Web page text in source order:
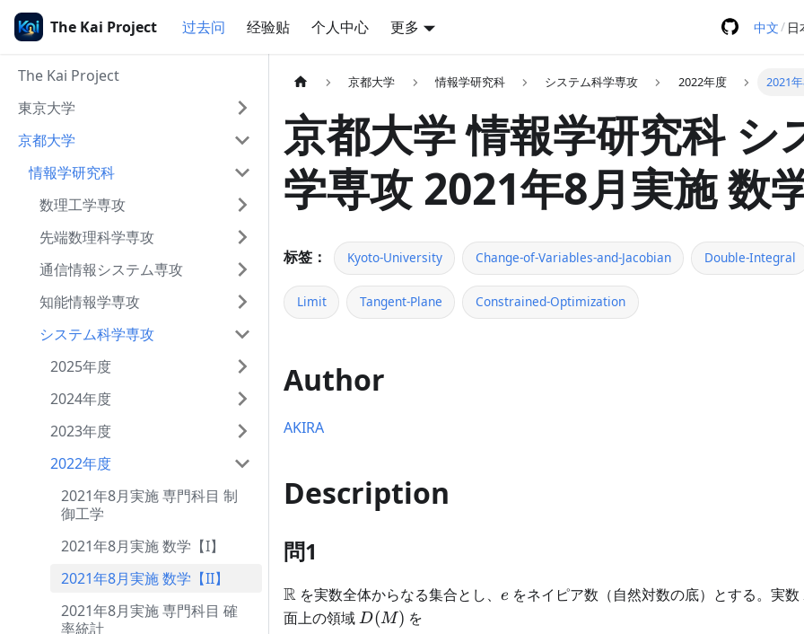
The Kai Project 过去问 经验贴 个人中心 更多 中文/ 日
The Kai Project
東京大学
京都大学
情報学研究科
数理工学専攻
先端数理科学専攻
通信情報システム専攻
知能情報学専攻
システム科学専攻
2025年度
2024年度
2023年度
2022年度
2021年8月実施 専門科目 制
御工学
2021年8月実施 数学【I】
2021年8月実施 数学【II】
2021年8月実施 専門科目 確
率統計
京都大学 情報学研究科 システム科学専攻 2022年度 2021
京都大学 情報学研究科 シ
学専攻 2021年8月実施 数
标签： Kyoto-University Change-of-Variables-and-Jacobian Double-Integral
Limit Tangent-Plane Constrained-Optimization
Author
AKIRA
Description
問1
\mathbb{R}
R を実数全体からなる集合とし、 e
e をネイピア数（自然対数の底）とする。実数
面上の領域 D(M)
D(M) を